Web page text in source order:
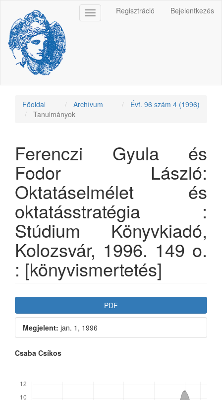
Navigation
Main
Content
Sidebar
Regisztráció Bejelentkezés
Toggle
navigation
Főoldal Archívum
Évf. 96 szám 4 (1996)
Tanulmányok
Ferenczi Gyula és
Fodor László:
Oktatáselmélet és
oktatásstratégia :
Stúdium Könyvkiadó,
Kolozsvár, 1996. 149 o.
: [könyvismertetés]
Article
Sidebar
PDF
Megjelent: jan. 1, 1996
Main
Content
Csaba Csíkos